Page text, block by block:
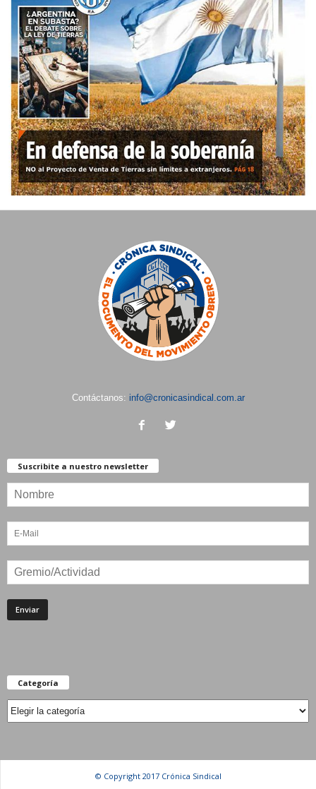
Contáctanos: info@cronicasindical.com.ar
Suscribite a nuestro newsletter
Categoría
Categoría
© Copyright 2017 Crónica Sindical